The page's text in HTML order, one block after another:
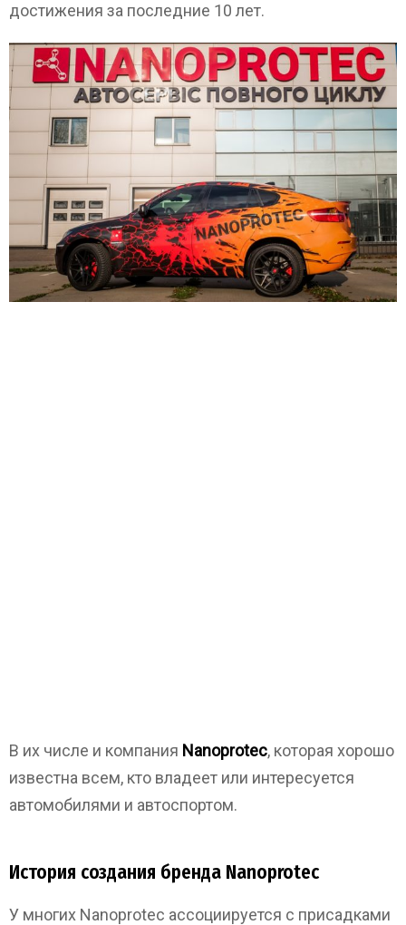
достижения за последние 10 лет.
В их числе и компания Nanoprotec, которая хорошо
известна всем, кто владеет или интересуется
автомобилями и автоспортом.
История создания бренда Nanoprotec
У многих Nanoprotec ассоциируется с присадками